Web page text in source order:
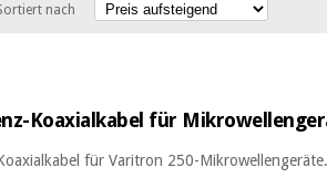
nach
Koaxialkabel für
für Varitron 250-